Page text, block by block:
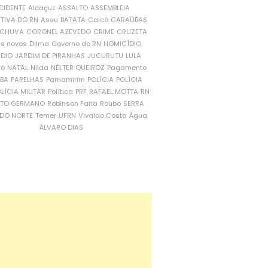
Alcaçuz ASSALTO ASSEMBLEIA
DO RN Assu BATATA Caicó CARAÚBAS
CORONEL AZEVEDO CRIME CRUZETA
novos Dilma Governo do RN HOMICÍDIO
JARDIM DE PIRANHAS JUCURUTU LULA
NATAL Nilda NÉLTER QUEIROZ Pagamento
PARELHAS Parnamirim POLÍCIA POLÍCIA
MILITAR Política PRF RAFAEL MOTTA RN
GERMANO Robinson Faria Roubo SERRA
NORTE Temer UFRN Vivaldo Costa Água
ÁLVARO DIAS